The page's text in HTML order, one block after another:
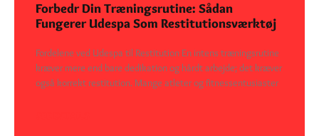
Forbedr Din Træningsrutine: Sådan
Fungerer Udespa Som Restitutionsværktøj
Fordelene ved Udespa til Restitution En intens træningsrutine
kræver mere end bare dedikation og hårdt arbejde; det kræver
også korrekt restitution. Mange atleter og fitnessentusiaster